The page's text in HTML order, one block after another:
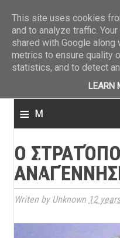
≡ M
n
u
Ο
Writen by Unknown 12
This site uses cookies
and to analyze traffic.
shared with Google
metrics to ensure quality
statistics, and to detect
LEARN